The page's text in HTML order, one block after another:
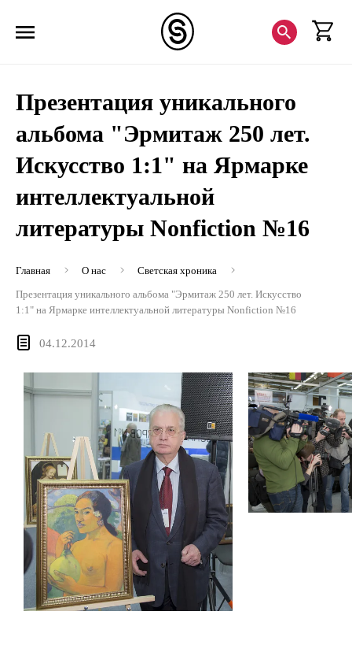
Презентация уникального
альбома "Эрмитаж 250 лет.
Искусство 1:1" на Ярмарке
интеллектуальной
литературы Nonfiction №16
Главная О нас
Светская хроника
Презентация уникального альбома "Эрмитаж 250 лет. Искусство
1:1" на Ярмарке интеллектуальной литературы Nonfiction №16
04.12.2014